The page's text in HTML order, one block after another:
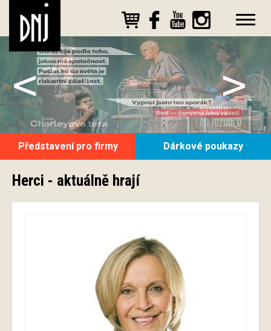
< >
Představení pro firmy Dárkové poukazy
Herci - aktuálně hrají